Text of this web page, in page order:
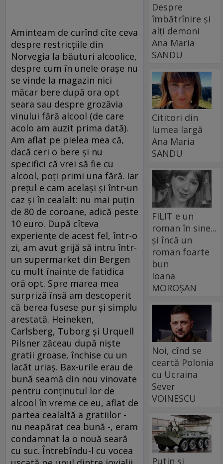
Aminteam de curînd cîte ceva
despre restricţiile din
Norvegia la băuturi alcoolice,
despre cum în unele oraşe nu
se vinde la magazin nici
măcar bere după ora opt
seara sau despre grozăvia
vinului fără alcool (de care
acolo am auzit prima dată).
Am aflat pe pielea mea că,
dacă ceri o bere şi nu
specifici că vrei să fie cu
alcool, poţi primi una fără. Iar
preţul e cam acelaşi şi într-un
caz şi în cealalt: nu mai puţin
de 80 de coroane, adică peste
10 euro. După cîteva
experienţe de acest fel, într-o
zi, am avut grijă să intru într-
un supermarket din Bergen
cu mult înainte de fatidica
oră opt. Spre marea mea
surpriză însă am descoperit
că berea fusese pur şi simplu
arestată. Heineken,
Carlsberg, Tuborg şi Urquell
Pilsner zăceau după nişte
gratii groase, închise cu un
lacăt uriaş. Bax-urile erau de
bună seamă din nou vinovate
pentru conţinutul lor de
alcool în vreme ce eu, aflat de
partea cealaltă a gratiilor -
nu neapărat cea bună -, eram
condamnat la o nouă seară
cu suc. Întrebîndu-l cu vocea
Despre
îmbătrînire și
alți demoni
Ana Maria
SANDU
Cititori din
lumea largă
Ana Maria
SANDU
FILIT e un
roman în sine...
și încă un
roman foarte
bun
Ioana
MOROȘAN
Noi, cînd se
ceartă Polonia
cu Ucraina
Sever
VOINESCU
Putin și